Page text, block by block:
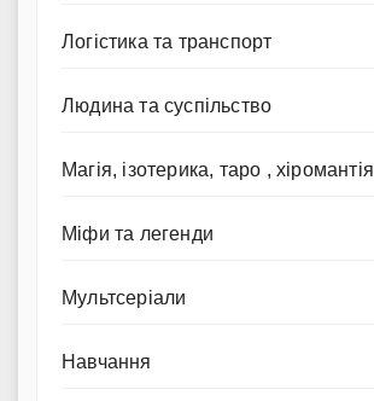
Логістика та транспорт
Людина та суспільство
Магія, ізотерика, таро , хіромантія
Міфи та легенди
Мультсеріали
Навчання